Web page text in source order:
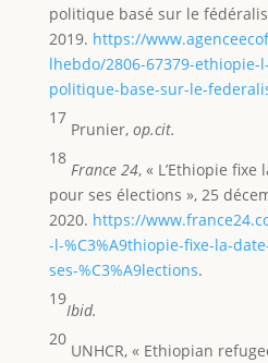
politique basé sur le
2019. https://
lhebdo/2806-67379-ethiopie-
politique-base-sur-le-
17
Prunier, op.cit.
18
France 24, « L’Ethiopie
pour ses élections », 25
2020. https://
-l-%C3%A9thiopie-fixe-la-
ses-%C3%A9lections.
19
Ibid.
20
UNHCR, « Ethiopian